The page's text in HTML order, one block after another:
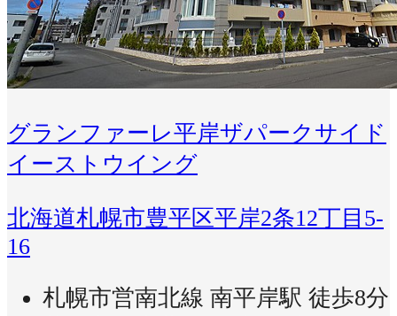
グランファーレ平岸ザパークサイド
イーストウイング
北海道札幌市豊平区平岸2条12丁目5-
16
札幌市営南北線 南平岸駅 徒歩8分